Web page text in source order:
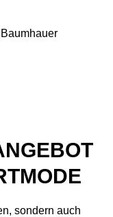
sondern auch